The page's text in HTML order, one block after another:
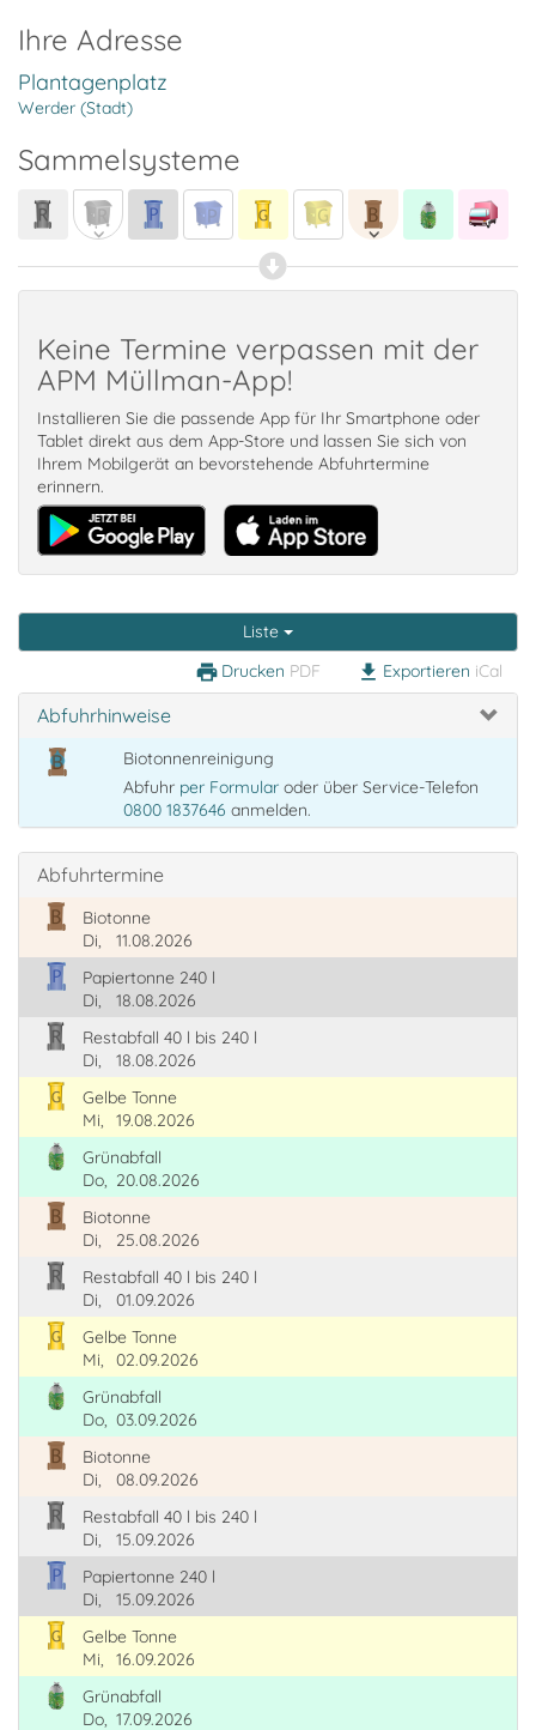
Ihre Adresse
Plantagenplatz
Werder (Stadt)
Sammelsysteme
Keine Termine verpassen mit der
APM Müllman-App!
Installieren Sie die passende App für Ihr Smartphone oder
Tablet direkt aus dem App-Store und lassen Sie sich von
Ihrem Mobilgerät an bevorstehende Abfuhrtermine
erinnern.
Liste
print Drucken PDF download Exportieren iCal
Abfuhrhinweise
Biotonnenreinigung
Abfuhr per Formular oder über Service-Telefon
0800 1837646 anmelden.
Abfuhrtermine
Biotonne
Di,
11.08.2026
Papiertonne 240 l
Di,
18.08.2026
Restabfall 40 l bis 240 l
Di,
18.08.2026
Gelbe Tonne
Mi,
19.08.2026
Grünabfall
Do, 20.08.2026
Biotonne
Di,
25.08.2026
Restabfall 40 l bis 240 l
Di,
01.09.2026
Gelbe Tonne
Mi,
02.09.2026
Grünabfall
Do, 03.09.2026
Biotonne
Di,
08.09.2026
Restabfall 40 l bis 240 l
Di,
15.09.2026
Papiertonne 240 l
Di,
15.09.2026
Gelbe Tonne
Mi,
16.09.2026
Grünabfall
Do, 17.09.2026